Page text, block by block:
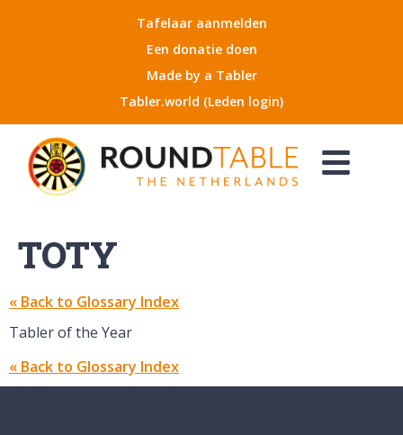
Tafelaar aanmelden
Een donatie doen
Made by a Tabler
Tabler.world (Leden login)
TOTY
« Back to Glossary Index
Tabler of the Year
« Back to Glossary Index